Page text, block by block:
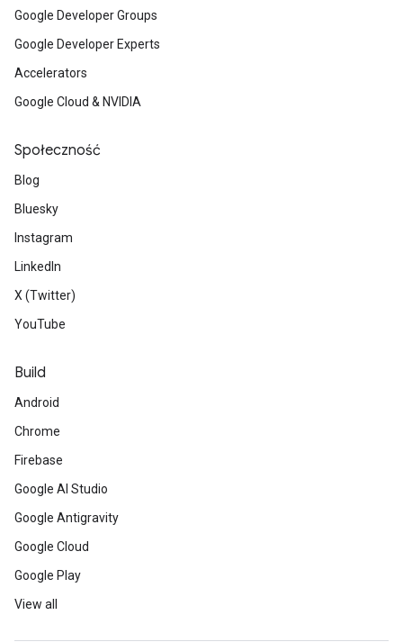
Google Developer Groups
Google Developer Experts
Accelerators
Google Cloud & NVIDIA
Społeczność
Blog
Bluesky
Instagram
LinkedIn
X (Twitter)
YouTube
Build
Android
Chrome
Firebase
Google AI Studio
Google Antigravity
Google Cloud
Google Play
View all